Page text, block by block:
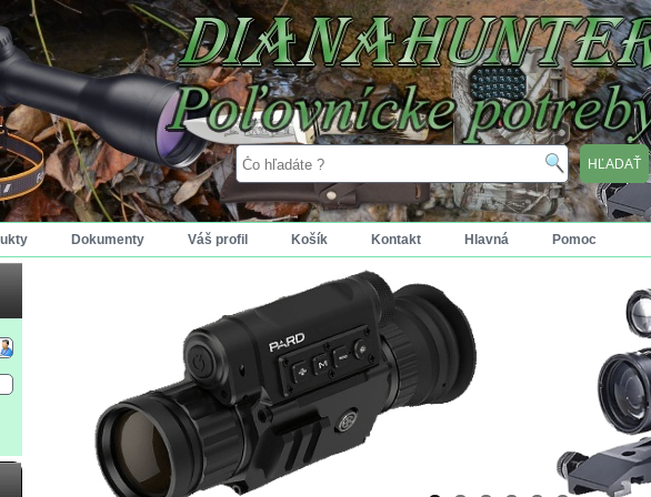
Dokumenty Váš profil Košík Kontakt Hlavná Pomoc